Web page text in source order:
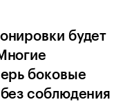
будет
боковые
соблюдения